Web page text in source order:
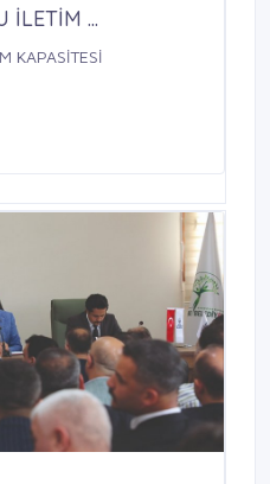
İLETİM ...
KAPASİTESİ